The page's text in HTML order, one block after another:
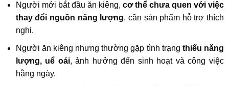
Người mới bắt đầu ăn kiêng, cơ thể chưa quen với việc
thay đổi nguồn năng lượng, cần sản phẩm hỗ trợ thích
nghi.
Người ăn kiêng nhưng thường gặp tình trạng thiếu năng
lượng, uể oải, ảnh hưởng đến sinh hoạt và công việc
hằng ngày.